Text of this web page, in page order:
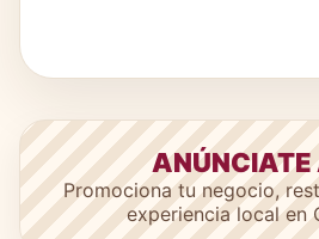
ANÚNCIATE
Promociona tu negocio,
experiencia local en